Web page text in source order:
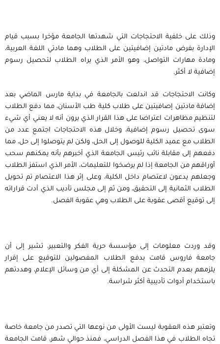
وذلك على خلفية الاحتجاجات التي شهدتها الجامعة مؤخرا بسبب قيام
الإدارة بفرض مادتين إضافيتين على الطلاب وهما مادتي اللغة العربية،
ومادة مهارات التواصل، وهو الأمر الذي يراه الطلاب لتحصيل رسوم
إضافية لا أكثر.
وكانت الاحتجاجات قد اندلعت بالجامعة في بداية مارس الماضي بعد
إضافة مادتين إصافيتين على طلاب كلية طب الأسنان، مما دفع الطلاب
لتنظيم مظاهرات اعتراضا على هذا القرار الذي يرون أنه لا يعني أي شيء
سوى تحصيل رسوم إضافية، وخلال هذه الاحتجاجات اجتمع عدد من
الطلاب مع عميد الكلية للوصول إلى الحل، ولكن لم يتوصلوا إلى حل، مما
دفعهم إلى مقابلة نائب رئيس الجامعة الذي أخبرهم بأنه يمكنهم سحب
أوراقهم من الجامعة إذا لم يرضخوا للتعليمات، الأمر الذي استفز الطلاب
وجعلهم يدعون لاعتصام داخل الكلية، وعلى إثر هذا الاعتصام تم تحويل
الطلاب الثمانية إلى التحقيق، ومن ثم إلى مجلس تأديب الذي أدت قراراته
إلى توقيع أقصى عقوبة على الطلاب وهي عقوبة الفصل.
وقد وردت معلومات إلى مؤسسة حرية الفكر والتعبير، تشير إلى أن
جامعة فاروس قامت بدفع الطلاب المفصولين للتوقيع على إقرار
يلزمهم بعدم التحدث عن المشكلة إلى أي من وسائل الإعلام، وهددتهم
باستخدام أدوات تأديبية أكثر شراسة.
وتعتبر هذه العقوبة ليست الأولى من نوعها التي تصدر من جامعة خاصة
تجاه الطلاب في هذا الفصل الدراسي، فمنذ حوالي شهر، قامت الجامعة